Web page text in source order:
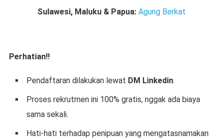
Sulawesi, Maluku & Papua: Agung Berkat
Perhatian!!
Pendaftaran dilakukan lewat DM Linkedin.
Proses rekrutmen ini 100% gratis, nggak ada biaya
sama sekali.
Hati-hati terhadap penipuan yang mengatasnamakan